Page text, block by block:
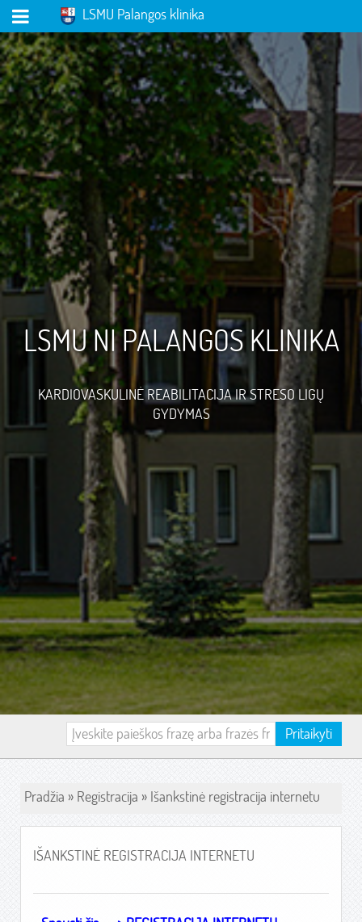
LSMU Palangos klinika
LSMU NI PALANGOS KLINIKA
KARDIOVASKULINĖ REABILITACIJA IR STRESO LIGŲ
GYDYMAS
Pritaikyti
Pradžia » Registracija » Išankstinė registracija internetu
IŠANKSTINĖ REGISTRACIJA INTERNETU